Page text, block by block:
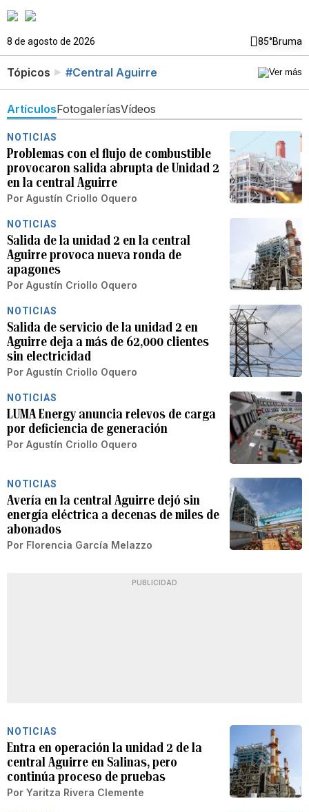
8 de agosto de 2026 85°Bruma
Tópicos #Central Aguirre
ArtículosFotogaleríasVídeos
NOTICIAS
Problemas con el flujo de combustible
provocaron salida abrupta de Unidad 2
en la central Aguirre
Por Agustín Criollo Oquero
NOTICIAS
Salida de la unidad 2 en la central
Aguirre provoca nueva ronda de
apagones
Por Agustín Criollo Oquero
NOTICIAS
Salida de servicio de la unidad 2 en
Aguirre deja a más de 62,000 clientes
sin electricidad
Por Agustín Criollo Oquero
NOTICIAS
LUMA Energy anuncia relevos de carga
por deficiencia de generación
Por Agustín Criollo Oquero
NOTICIAS
Avería en la central Aguirre dejó sin
energía eléctrica a decenas de miles de
abonados
Por Florencia García Melazzo
PUBLICIDAD
NOTICIAS
Entra en operación la unidad 2 de la
central Aguirre en Salinas, pero
continúa proceso de pruebas
Por Yaritza Rivera Clemente